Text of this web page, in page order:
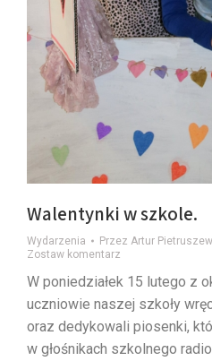
Walentynki w szkole.
Wydarzenia Przez Artur
Zostaw komentarz
W poniedziałek 15 lutego z
uczniowie naszej szkoły
oraz dedykowali piosenki,
w głośnikach szkolnego